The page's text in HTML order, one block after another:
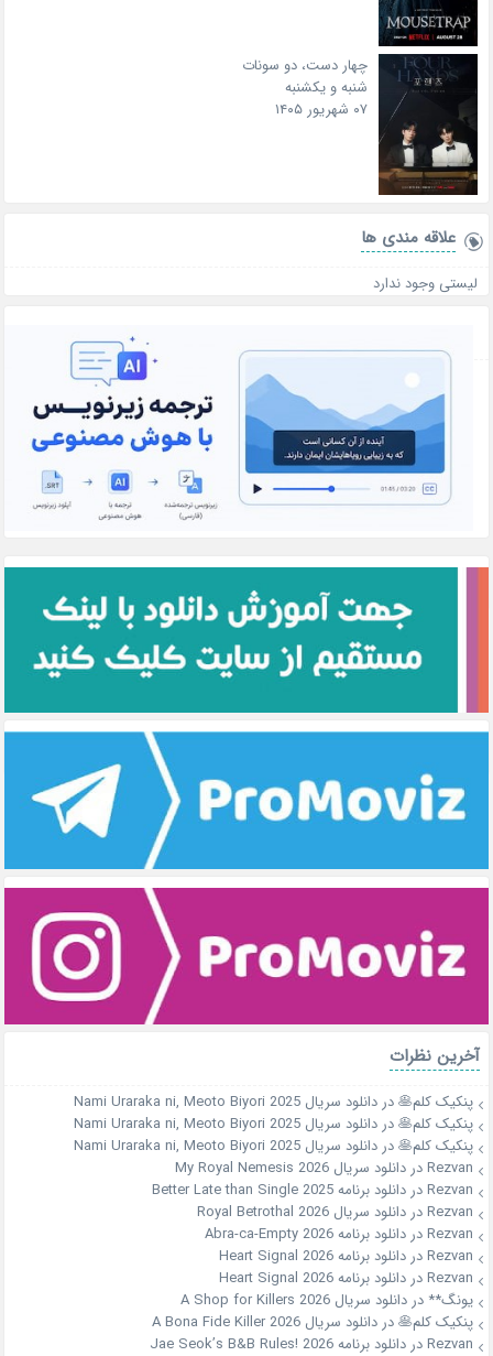
چهار دست، دو سونات
شنبه و یکشنبه
۰۷ شهریور ۱۴۰۵
علاقه‌ مندی ها
لیستی وجود ندارد
آخرین نظرات
پنکیک کلم🥞دردانلود سریال Nami Uraraka ni, Meoto Biyori 2025
پنکیک کلم🥞دردانلود سریال Nami Uraraka ni, Meoto Biyori 2025
پنکیک کلم🥞دردانلود سریال Nami Uraraka ni, Meoto Biyori 2025
Rezvanدردانلود سریال My Royal Nemesis 2026
Rezvanدردانلود برنامه Better Late than Single 2025
Rezvanدردانلود سریال Royal Betrothal 2026
Rezvanدردانلود برنامه Abra-ca-Empty 2026
Rezvanدردانلود برنامه Heart Signal 2026
Rezvanدردانلود برنامه Heart Signal 2026
یونگ** دردانلود سریال A Shop for Killers 2026
پنکیک کلم🥞دردانلود سریال A Bona Fide Killer 2026
Rezvanدردانلود برنامه Jae Seok’s B&B Rules! 2026